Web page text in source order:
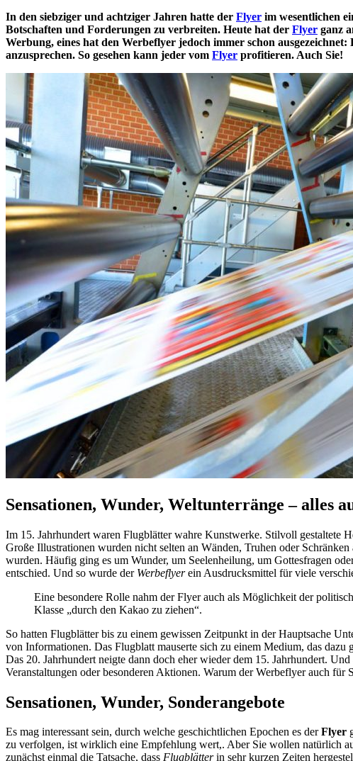
In den siebziger und achtziger Jahren hatte der Flyer im wesentlichen
Botschaften und Forderungen zu verbreiten. Heute hat der Flyer ganz
Werbung, eines hat den Werbeflyer jedoch immer schon
anzusprechen. So gesehen kann jeder vom Flyer profitieren. Auch Sie!
Sensationen, Wunder, Weltunterränge – alles
Im 15. Jahrhundert waren Flugblätter wahre Kunstwerke. Stilvoll gestaltete
Große Illustrationen wurden nicht selten an Wänden, Truhen oder
wurden. Häufig ging es um Wunder, um Seelenheilung, um Gottesfragen
entschied. Und so wurde der Werbeflyerein Ausdrucksmittel für viele
Eine besondere Rolle nahm der Flyer auch als Möglichkeit der
Klasse „durch den Kakao zu ziehen“.
So hatten Flugblätter bis zu einem gewissen Zeitpunkt in der Hauptsache
von Informationen. Das Flugblatt mauserte sich zu einem Medium, das
Das 20. Jahrhundert neigte dann doch eher wieder dem 15. Jahrhundert.
Veranstaltungen oder besonderen Aktionen. Warum der Werbeflyer auch
Sensationen, Wunder, Sonderangebote
Es mag interessant sein, durch welche geschichtlichen Epochen es derFlyer
zu verfolgen, ist wirklich eine Empfehlung wert,. Aber Sie wollen natürlich
zunächst einmal die Tatsache, dass Flugblätterin sehr kurzen Zeiten